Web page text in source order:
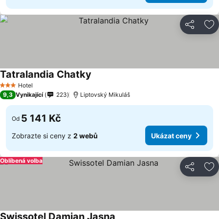
Sdílet
3 Počet hvězdiček
Hotel
Tatralandia Chatky
9,3 Vynikající 223 Liptovský Mikuláš
Od 5 141 Kč
Zobrazte si ceny z 2 webů Ukázat ceny
Sdílet
Oblíbená volba
Swissotel Damian Jasna